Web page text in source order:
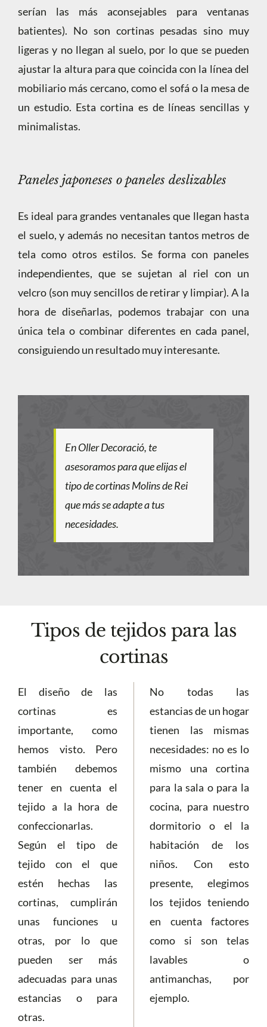
serían las más aconsejables para ventanas
batientes). No son cortinas pesadas sino muy
ligeras y no llegan al suelo, por lo que se pueden
ajustar la altura para que coincida con la línea del
mobiliario más cercano, como el sofá o la mesa de
un estudio. Esta cortina es de líneas sencillas y
minimalistas.
Paneles japoneses o paneles deslizables
Es ideal para grandes ventanales que llegan hasta
el suelo, y además no necesitan tantos metros de
tela como otros estilos. Se forma con paneles
independientes, que se sujetan al riel con un
velcro (son muy sencillos de retirar y limpiar). A la
hora de diseñarlas, podemos trabajar con una
única tela o combinar diferentes en cada panel,
consiguiendo un resultado muy interesante.
En Oller Decoració, te
asesoramos para que elijas el
tipo de cortinas Molins de Rei
que más se adapte a tus
necesidades.
Tipos de tejidos para las
cortinas
El diseño de las
cortinas es
importante, como
hemos visto. Pero
también debemos
tener en cuenta el
tejido a la hora de
confeccionarlas.
Según el tipo de
tejido con el que
estén hechas las
cortinas, cumplirán
unas funciones u
otras, por lo que
pueden ser más
adecuadas para unas
estancias o para
otras.
No todas las
estancias de un hogar
tienen las mismas
necesidades: no es lo
mismo una cortina
para la sala o para la
cocina, para nuestro
dormitorio o el la
habitación de los
niños. Con esto
presente, elegimos
los tejidos teniendo
en cuenta factores
como si son telas
lavables o
antimanchas, por
ejemplo.